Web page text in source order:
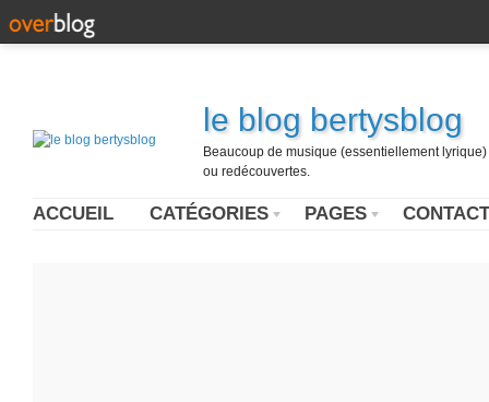
le blog bertysblog
Beaucoup de musique (essentiellement
ou redécouvertes.
ACCUEIL CATÉGORIES PAGES CONTACT